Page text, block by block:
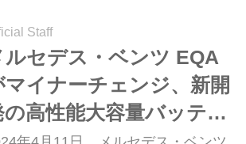
Staff
ルセデス・ベンツ EQA
マイナーチェンジ、新開
の高性能大容量バッテリ